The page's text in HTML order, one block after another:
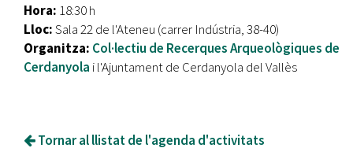
Hora: 18:30 h
Lloc:Sala 22 de l'Ateneu (carrer Indústria, 38-40)
Organitza: Col·lectiu de Recerques Arqueològiques de
Cerdanyola i l'Ajuntament de Cerdanyola del Vallès
Tornar al llistat de l'agenda d'activitats